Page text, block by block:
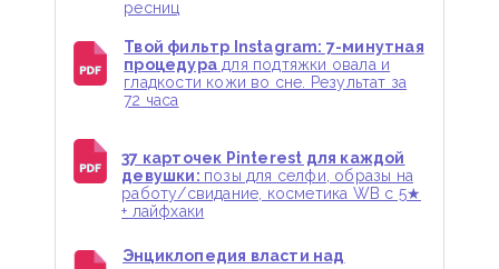
ресниц
Твой фильтр Instagram: 7-минутная
процедурадля подтяжки овала и
гладкости кожи во сне. Результат за
72 часа
37 карточек Pinterest для каждой
девушки: позы для селфи, образы на
работу/свидание, косметика WB с 5★
+ лайфхаки
Энциклопедия власти над